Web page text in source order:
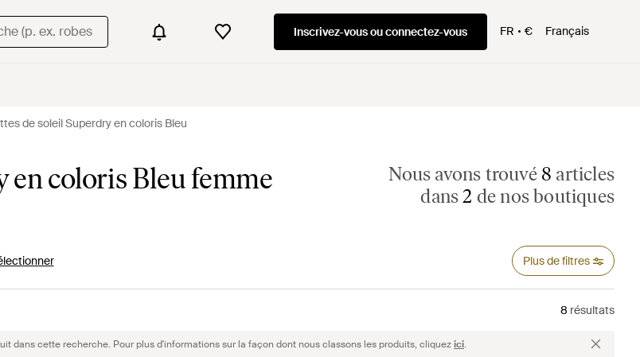
Inscrivez-vous ou connectez-vous FR € Français
de soleil Superdry en coloris Bleu
en coloris Bleu femme Nous avons trouvé 8 articles
dans2 de nos boutiques
Plus de filtres
8 résultats
dans cette recherche. Pour plus d'informations sur la façon dont nous classons les produits, cliquezici.